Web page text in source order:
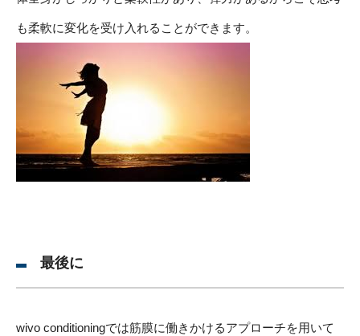
も柔軟に変化を受け入れることができます。
最後に
wivo conditioningでは筋膜に働きかけるアプローチを用いて